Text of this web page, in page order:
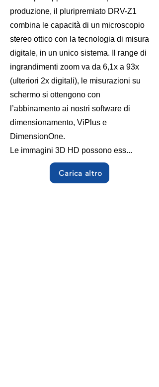
produzione, il pluripremiato DRV-Z1
combina le capacità di un microscopio
stereo ottico con la tecnologia di misura
digitale, in un unico sistema. Il range di
ingrandimenti zoom va da 6,1x a 93x
(ulteriori 2x digitali), le misurazioni su
schermo si ottengono con
l’abbinamento ai nostri software di
dimensionamento, ViPlus e
DimensionOne.
Le immagini 3D HD possono ess...
Carica altro